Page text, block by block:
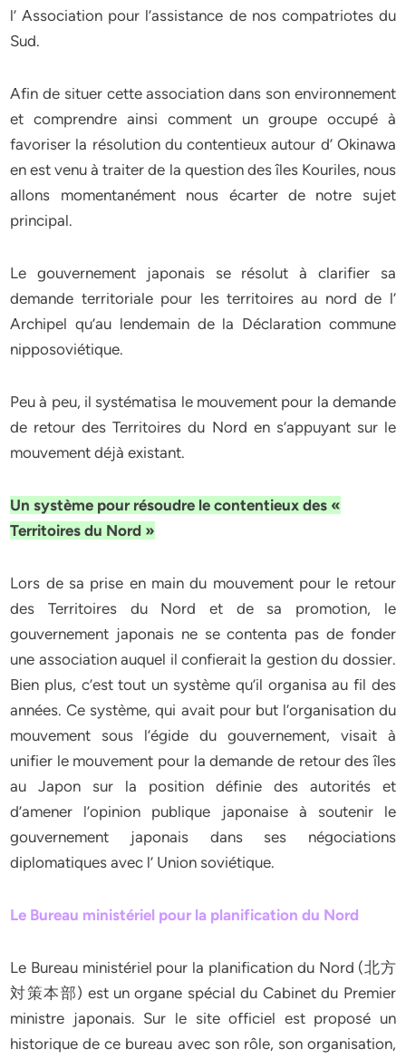
l’ Association pour l’assistance de nos compatriotes du
Sud.
Afin de situer cette association dans son environnement
et comprendre ainsi comment un groupe occupé à
favoriser la résolution du contentieux autour d’ Okinawa
en est venu à traiter de la question des îles Kouriles, nous
allons momentanément nous écarter de notre sujet
principal.
Le gouvernement japonais se résolut à clarifier sa
demande territoriale pour les territoires au nord de l’
Archipel qu’au lendemain de la Déclaration commune
nipposoviétique.
Peu à peu, il systématisa le mouvement pour la demande
de retour des Territoires du Nord en s’appuyant sur le
mouvement déjà existant.
Un système pour résoudre le contentieux des «
Territoires du Nord »
Lors de sa prise en main du mouvement pour le retour
des Territoires du Nord et de sa promotion, le
gouvernement japonais ne se contenta pas de fonder
une association auquel il confierait la gestion du dossier.
Bien plus, c’est tout un système qu’il organisa au fil des
années. Ce système, qui avait pour but l’organisation du
mouvement sous l’égide du gouvernement, visait à
unifier le mouvement pour la demande de retour des îles
au Japon sur la position définie des autorités et
d’amener l’opinion publique japonaise à soutenir le
gouvernement japonais dans ses négociations
diplomatiques avec l’ Union soviétique.
Le Bureau ministériel pour la planification du Nord
Le Bureau ministériel pour la planification du Nord (北方
対策本部) est un organe spécial du Cabinet du Premier
ministre japonais. Sur le site officiel est proposé un
historique de ce bureau avec son rôle, son organisation,